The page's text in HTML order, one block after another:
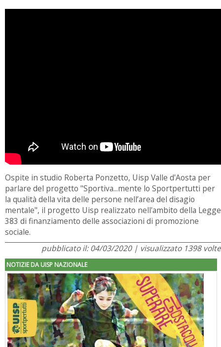
Ospite in studio Roberta Ponzetto, Uisp Valle d'Aosta per
parlare del progetto "Sportiva...mente lo Sportpertutti per
la qualità della vita delle persone nell’area del disagio
mentale", il progetto Uisp realizzato nell'ambito della Legge
383 di finanziamento delle associazioni di promozione
sociale.
pubblicato il: 04/03/2020 | visualizzato 1398 volte
NOTIZIE DA UISP NAZIONALE